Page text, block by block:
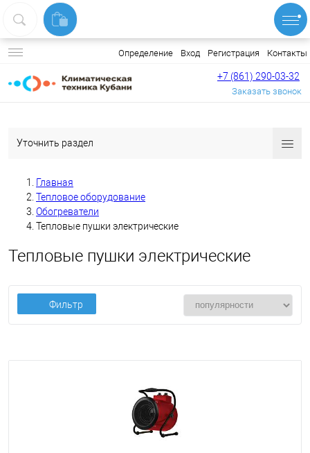
Определение Вход Регистрация Контакты
+7 (861) 290-03-32
Заказать звонок
Уточнить раздел
Главная
Тепловое оборудование
Обогреватели
Тепловые пушки электрические
Тепловые пушки электрические
Фильтр